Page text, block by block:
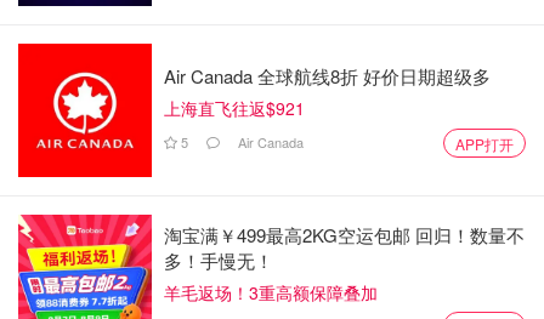
Air Canada 全球航线8折 好价日期超级多
上海直飞往返$921
5 Air Canada APP打开
淘宝满￥499最高2KG空运包邮 回归！数量不
多！手慢无！
羊毛返场！3重高额保障叠加